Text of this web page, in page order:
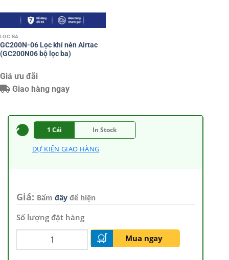
LỌC BA
GC200N-06 Lọc khí nén Airtac
(GC200N06 bộ lọc ba)
Giá ưu đãi
Giao hàng ngay
1 Cái In Stock
DỰ KIẾN GIAO HÀNG
Giá: Bấm đây để hiện
Số lượng đặt hàng
Mua ngay